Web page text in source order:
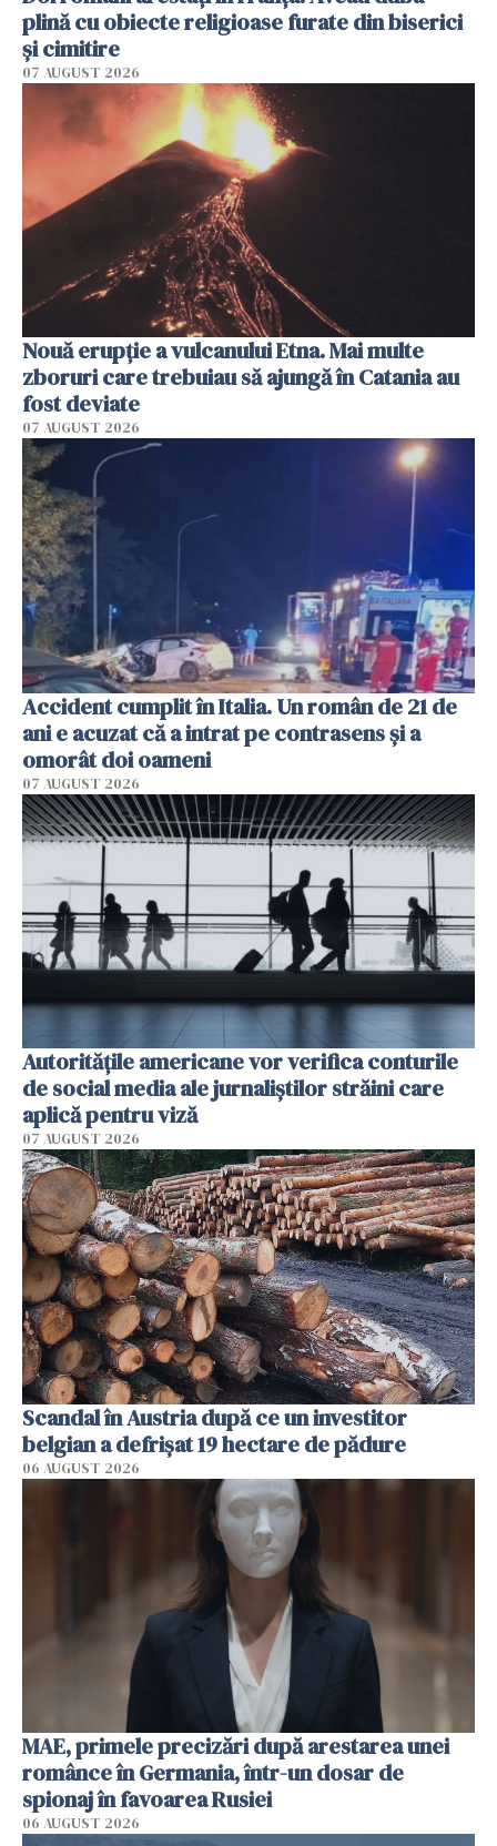
plină cu obiecte religioase furate din biserici
și cimitire
07 AUGUST 2026
Nouă erupție a vulcanului Etna. Mai multe
zboruri care trebuiau să ajungă în Catania au
fost deviate
07 AUGUST 2026
Accident cumplit în Italia. Un român de 21 de
ani e acuzat că a intrat pe contrasens și a
omorât doi oameni
07 AUGUST 2026
Autorităţile americane vor verifica conturile
de social media ale jurnaliştilor străini care
aplică pentru viză
07 AUGUST 2026
Scandal în Austria după ce un investitor
belgian a defrișat 19 hectare de pădure
06 AUGUST 2026
MAE, primele precizări după arestarea unei
românce în Germania, într-un dosar de
spionaj în favoarea Rusiei
06 AUGUST 2026